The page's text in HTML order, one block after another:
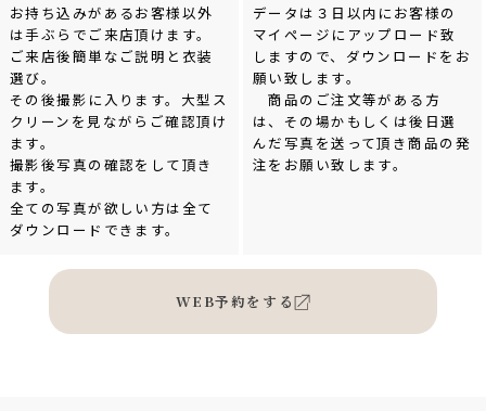
お持ち込みがあるお客様以外
は手ぶらでご来店頂けます。
ご来店後簡単なご説明と衣装
選び。
その後撮影に入ります。大型ス
クリーンを見ながらご確認頂け
ます。
撮影後写真の確認をして頂き
ます。
全ての写真が欲しい方は全て
ダウンロードできます。
データは３日以内にお客様の
マイページにアップロード致
しますので、ダウンロードをお
願い致します。
商品のご注文等がある方
は、その場かもしくは後日選
んだ写真を送って頂き商品の発
注をお願い致します。
WEB予約をする